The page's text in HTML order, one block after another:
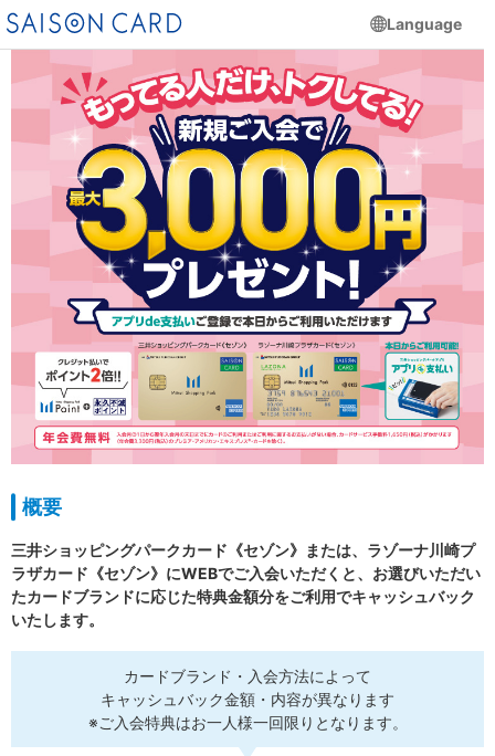
Language
概要
三井ショッピングパークカード《セゾン》または、ラゾーナ川崎プ
ラザカード《セゾン》にWEBでご入会いただくと、お選びいただい
たカードブランドに応じた特典金額分をご利用でキャッシュバック
いたします。
カードブランド・入会方法によって
キャッシュバック金額・内容が異なります
※ご入会特典はお一人様一回限りとなります。